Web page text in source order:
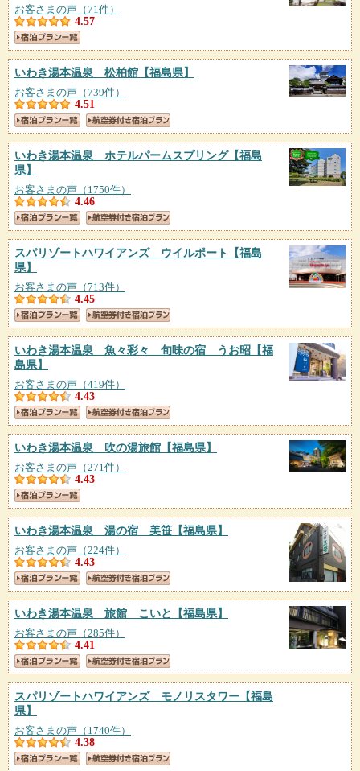
お客さまの声（71件）
4.57
いわき湯本温泉 松柏館 【福島県】
お客さまの声（739件）
4.51
いわき湯本温泉 ホテルパームスプリング【福島
県】
お客さまの声（1750件）
4.46
スパリゾートハワイアンズ ウイルポート
【福島
県】
お客さまの声（713件）
4.45
いわき湯本温泉 魚々彩々 旬味の宿 うお昭 【福
島県】
お客さまの声（419件）
4.43
いわき湯本温泉 吹の湯旅館 【福島県】
お客さまの声（271件）
4.43
いわき湯本温泉 湯の宿 美笹 【福島県】
お客さまの声（224件）
4.43
いわき湯本温泉 旅館 こいと 【福島県】
お客さまの声（285件）
4.41
スパリゾートハワイアンズ モノリスタワー 【福島
県】
お客さまの声（1740件）
4.38